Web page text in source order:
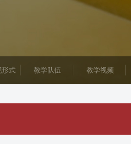
形式 教学队伍 教学视频